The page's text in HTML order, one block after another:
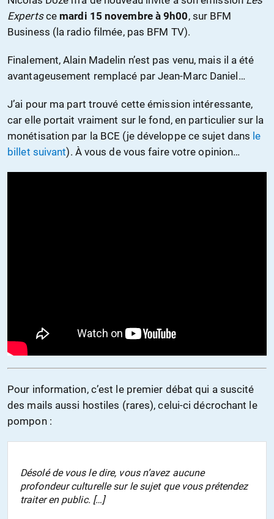
DON
Expertsce mardi 15 novembre à 9h00, sur BFM
Business (la radio filmée, pas BFM TV).
Finalement, Alain Madelin n’est pas venu, mais il a été
avantageusement remplacé par Jean-Marc Daniel…
J’ai pour ma part trouvé cette émission intéressante,
car elle portait vraiment sur le fond, en particulier sur la
monétisation par la BCE (je développe ce sujet dans le
billet suivant). À vous de vous faire votre opinion…
Pour information, c’est le premier débat qui a suscité
des mails aussi hostiles (rares), celui-ci décrochant le
pompon :
Désolé de vous le dire, vous n’avez aucune
profondeur culturelle sur le sujet que vous prétendez
traiter en public. […]